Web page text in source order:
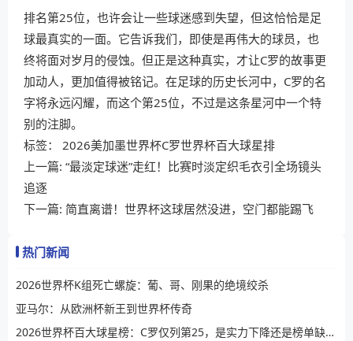
排名第25位，也许会让一些球迷感到失望，但这恰恰是足
球最真实的一面。它告诉我们，即使是再伟大的球员，也
终将面对岁月的侵蚀。但正是这种真实，才让C罗的故事更
加动人，更加值得被铭记。在足球的历史长河中，C罗的名
字将永远闪耀，而这个第25位，不过是这条星河中一个特
别的注脚。
标签： 2026美加墨世界杯C罗世界杯百大球星排
上一篇: “最淡定球迷”走红！比赛时淡定织毛衣引全场镜头
追逐
下一篇: 简直离谱！世界杯这球居然没进，空门都能踢飞
热门新闻
2026世界杯K组死亡螺旋：葡、哥、刚果的绝境绞杀
亚马尔：从欧洲杯新王到世界杯传奇
2026世界杯百大球星榜：C罗仅列第25，是实力下降还是榜单缺乏公信力？